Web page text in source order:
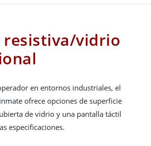
vidrio
en entornos industriales, el
ofrece opciones de superficie
de vidrio y una pantalla táctil
especificaciones.